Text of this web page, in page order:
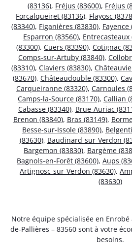
(83136), Fréjus (83600), Fréjus
Forcalqueiret (83136), Flayosc
(83340), Figanières (83830), Fayence
Esparron (83560), Entrecasteaux
(83300), Cuers (83390), Cotignac
Comps-sur-Artuby (83840),
(83310), Claviers (83830),
(83670), Châteaudouble (83300),
Carqueiranne (83320), Carnoules
Camps-la-Source (83170), Callian
Cabasse (83340), Brue-Auriac
Brenon (83840), Bras (83149),
Besse-sur-Issole (83890),
(83630), Baudinard-sur-Verdon
Bargemon (83830), Bargème
Bagnols-en-Forêt (83600), Aups
Artignosc-sur-Verdon (83630),
(83630)
Notre équipe spécialisée en
de-Pallières – 83560 sont à votre
besoins.